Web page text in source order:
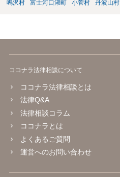
鳴沢村
富士河口湖町 小菅村 丹波山村
ココナラ法律相談について
ココナラ法律相談とは
法律Q&A
法律相談コラム
ココナラとは
よくあるご質問
運営へのお問い合わせ